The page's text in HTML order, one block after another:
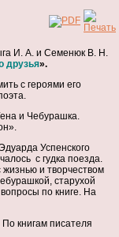
И. А. и Семенюк В. Н.
друзья».
с героями его
и Чебурашка.
Успенского
с гудка поезда.
жизнью и творчеством
старухой
по книге. На
книгам писателя